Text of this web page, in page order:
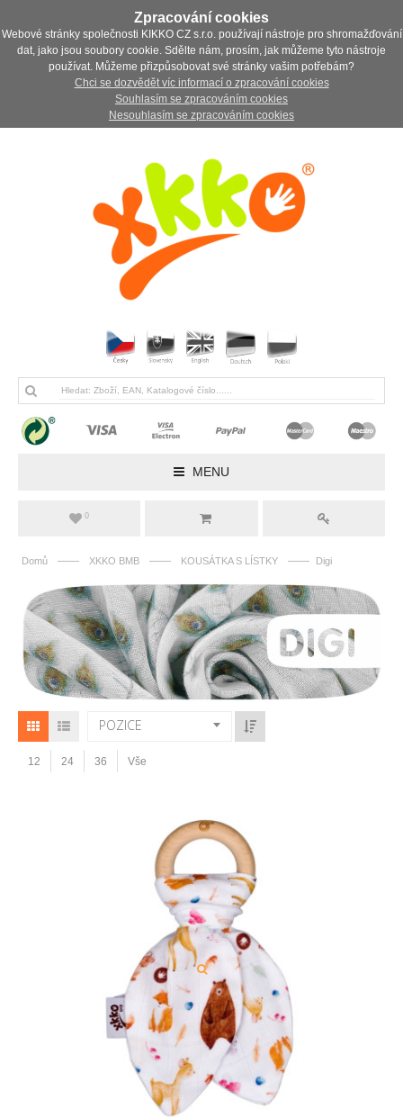
Zpracování cookies
Webové stránky společnosti KIKKO CZ s.r.o. používají nástroje pro shromažďování
dat, jako jsou soubory cookie. Sdělte nám, prosím, jak můžeme tyto nástroje
používat. Můžeme přizpůsobovat své stránky vašim potřebám?
Chci se dozvědět víc informací o zpracování cookies
Souhlasím se zpracováním cookies
Nesouhlasím se zpracováním cookies
MENU
0
Domů —— XKKO BMB —— KOUSÁTKA S LÍSTKY —— Digi
POZICE
12 24 36 Vše